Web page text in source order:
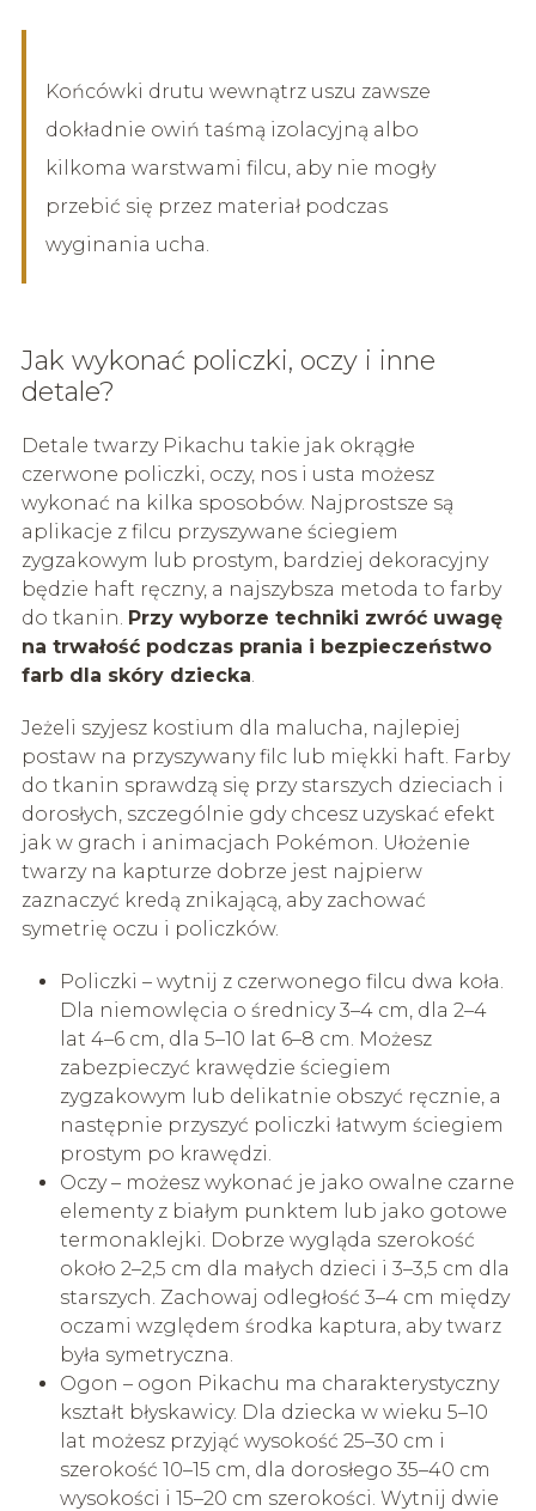
Końcówki drutu wewnątrz uszu zawsze
dokładnie owiń taśmą izolacyjną albo
kilkoma warstwami filcu, aby nie mogły
przebić się przez materiał podczas
wyginania ucha.
Jak wykonać policzki, oczy i inne
detale?
Detale twarzy Pikachu takie jak okrągłe
czerwone policzki, oczy, nos i usta możesz
wykonać na kilka sposobów. Najprostsze są
aplikacje z filcu przyszywane ściegiem
zygzakowym lub prostym, bardziej dekoracyjny
będzie haft ręczny, a najszybsza metoda to farby
do tkanin. Przy wyborze techniki zwróć uwagę
na trwałość podczas prania i bezpieczeństwo
farb dla skóry dziecka.
Jeżeli szyjesz kostium dla malucha, najlepiej
postaw na przyszywany filc lub miękki haft. Farby
do tkanin sprawdzą się przy starszych dzieciach i
dorosłych, szczególnie gdy chcesz uzyskać efekt
jak w grach i animacjach Pokémon. Ułożenie
twarzy na kapturze dobrze jest najpierw
zaznaczyć kredą znikającą, aby zachować
symetrię oczu i policzków.
Policzki – wytnij z czerwonego filcu dwa koła.
Dla niemowlęcia o średnicy 3–4 cm, dla 2–4
lat 4–6 cm, dla 5–10 lat 6–8 cm. Możesz
zabezpieczyć krawędzie ściegiem
zygzakowym lub delikatnie obszyć ręcznie, a
następnie przyszyć policzki łatwym ściegiem
prostym po krawędzi.
Oczy – możesz wykonać je jako owalne czarne
elementy z białym punktem lub jako gotowe
termonaklejki. Dobrze wygląda szerokość
około 2–2,5 cm dla małych dzieci i 3–3,5 cm dla
starszych. Zachowaj odległość 3–4 cm między
oczami względem środka kaptura, aby twarz
była symetryczna.
Ogon – ogon Pikachu ma charakterystyczny
kształt błyskawicy. Dla dziecka w wieku 5–10
lat możesz przyjąć wysokość 25–30 cm i
szerokość 10–15 cm, dla dorosłego 35–40 cm
wysokości i 15–20 cm szerokości. Wytnij dwie